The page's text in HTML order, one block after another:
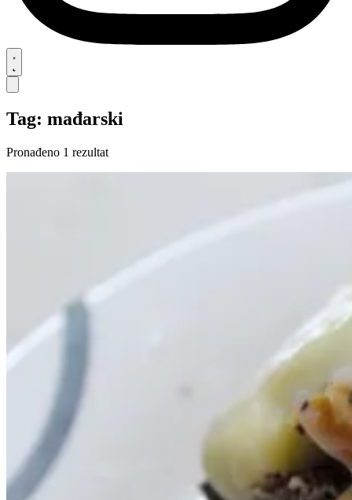
Tag: mađarski
Pronađeno 1 rezultat